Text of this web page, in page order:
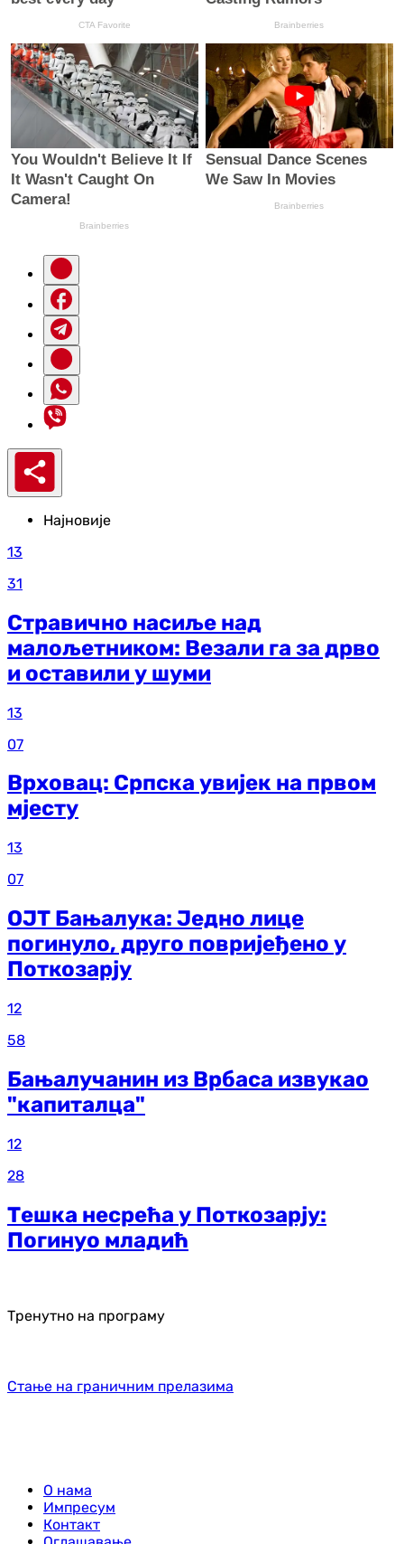
Најновије
13
31
Стравично насиље над
малољетником: Везали га за дрво
и оставили у шуми
13
07
Врховац: Српска увијек на првом
мјесту
13
07
ОЈТ Бањалука: Једно лице
погинуло, друго повријеђено у
Поткозарју
12
58
Бањалучанин из Врбаса извукао
"капиталца"
12
28
Тешка несрећа у Поткозарју:
Погинуо младић
Тренутно на програму
Стање на граничним прелазима
О нама
Импресум
Контакт